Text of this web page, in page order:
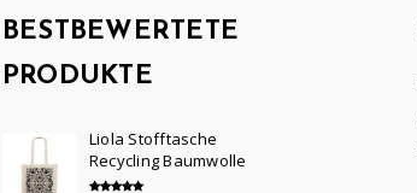
BESTBEWERTETE
PRODUKTE
Liola Stofftasche
Recycling Baumwolle